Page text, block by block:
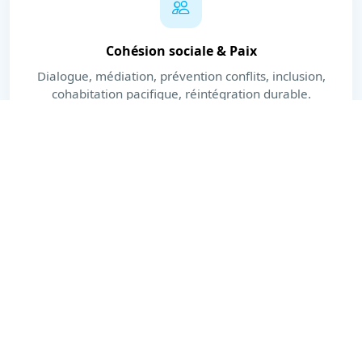
Cohésion sociale & Paix
Dialogue, médiation, prévention conflits, inclusion,
cohabitation pacifique, réintégration durable.